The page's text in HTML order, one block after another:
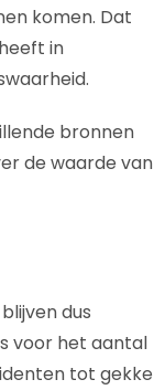
komen. Dat
in
bronnen
de waarde van
dus
voor het aantal
tot gekke